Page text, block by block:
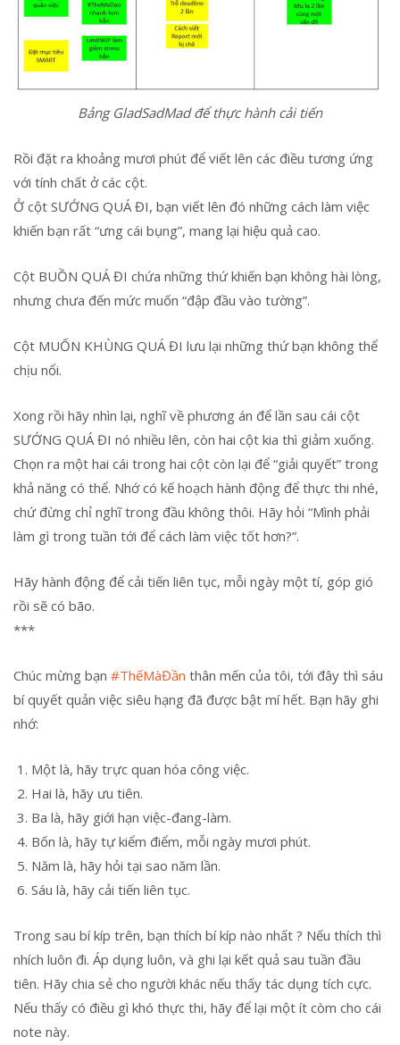
Bảng GladSadMad để thực hành cải tiến
Rồi đặt ra khoảng mươi phút để viết lên các điều tương ứng
với tính chất ở các cột.
Ở cột SƯỚNG QUÁ ĐI, bạn viết lên đó những cách làm việc
khiến bạn rất “ưng cái bụng”, mang lại hiệu quả cao.
Cột BUỒN QUÁ ĐI chứa những thứ khiến bạn không hài lòng,
nhưng chưa đến mức muốn “đập đầu vào tường”.
Cột MUỐN KHÙNG QUÁ ĐI lưu lại những thứ bạn không thể
chịu nổi.
Xong rồi hãy nhìn lại, nghĩ về phương án để lần sau cái cột
SƯỚNG QUÁ ĐI nó nhiều lên, còn hai cột kia thì giảm xuống.
Chọn ra một hai cái trong hai cột còn lại để “giải quyết” trong
khả năng có thể. Nhớ có kế hoạch hành động để thực thi nhé,
chứ đừng chỉ nghĩ trong đầu không thôi. Hãy hỏi “Mình phải
làm gì trong tuần tới để cách làm việc tốt hơn?”.
Hãy hành động để cải tiến liên tục, mỗi ngày một tí, góp gió
rồi sẽ có bão.
***
Chúc mừng bạn #ThếMàĐần thân mến của tôi, tới đây thì sáu
bí quyết quản việc siêu hạng đã được bật mí hết. Bạn hãy ghi
nhớ:
Một là, hãy trực quan hóa công việc.
Hai là, hãy ưu tiên.
Ba là, hãy giới hạn việc-đang-làm.
Bốn là, hãy tự kiểm điểm, mỗi ngày mươi phút.
Năm là, hãy hỏi tại sao năm lần.
Sáu là, hãy cải tiến liên tục.
Trong sau bí kíp trên, bạn thích bí kíp nào nhất ? Nếu thích thì
nhích luôn đi. Áp dụng luôn, và ghi lại kết quả sau tuần đầu
tiên. Hãy chia sẻ cho người khác nếu thấy tác dụng tích cực.
Nếu thấy có điều gì khó thực thi, hãy để lại một ít còm cho cái
note này.